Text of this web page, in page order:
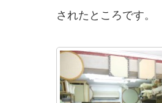
されたところです。